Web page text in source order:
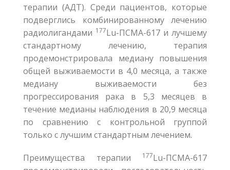
терапии (АДТ). Среди пациентов, которые
подверглись комбинированному лечению
радиолигандами 177Lu-ПСМА-617 и лучшему
стандартному лечению, терапия
продемонстрировала медиану повышения
общей выживаемости в 4,0 месяца, а также
медиану выживаемости без
прогрессирования рака в 5,3 месяцев в
течение медианы наблюдения в 20,9 месяца
по сравнению с контрольной группой
только с лучшим стандартным лечением.
Преимущества терапии 177Lu-ПСМА-617